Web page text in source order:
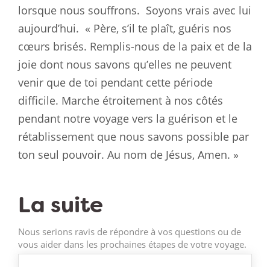
lorsque nous souffrons. Soyons vrais avec lui
aujourd’hui. « Père, s’il te plaît, guéris nos
cœurs brisés. Remplis-nous de la paix et de la
joie dont nous savons qu’elles ne peuvent
venir que de toi pendant cette période
difficile. Marche étroitement à nos côtés
pendant notre voyage vers la guérison et le
rétablissement que nous savons possible par
ton seul pouvoir. Au nom de Jésus, Amen. »
La suite
Nous serions ravis de répondre à vos questions ou de
vous aider dans les prochaines étapes de votre voyage.